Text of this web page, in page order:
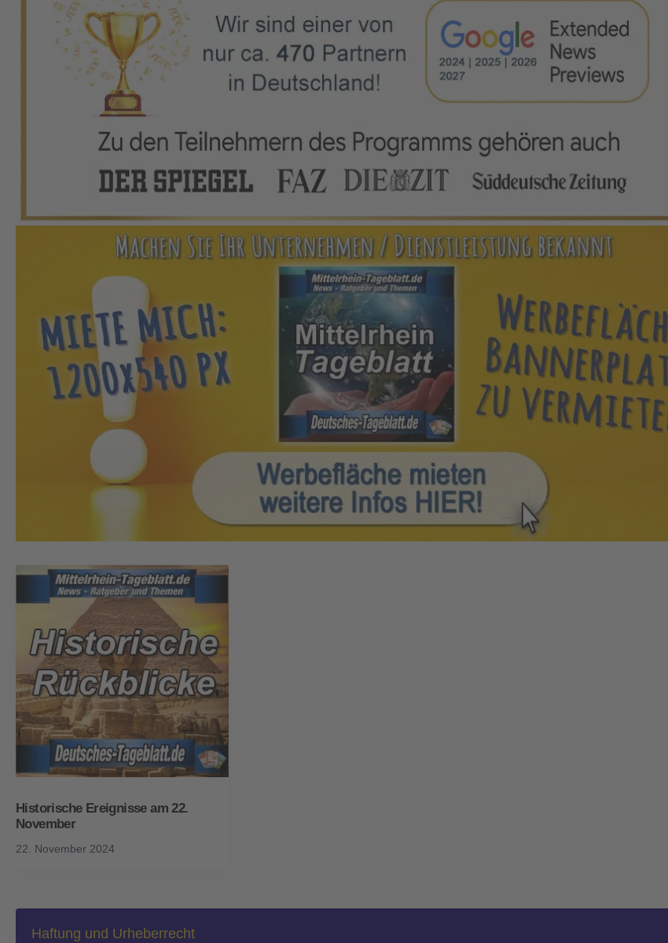
Historische Ereignisse am 22.
November
22. November 2024
Haftung und Urheberrecht